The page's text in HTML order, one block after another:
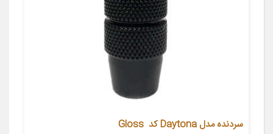
سردنده مدل Daytona کد Gloss